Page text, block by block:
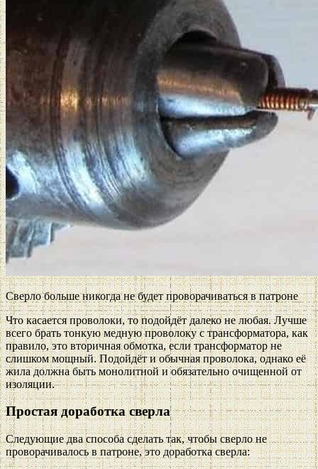
Сверло больше никогда не будет проворачиваться в патроне
Что касается проволоки, то подойдёт далеко не любая. Лучше
всего брать тонкую медную проволоку с трансформатора, как
правило, это вторичная обмотка, если трансформатор не
слишком мощный. Подойдёт и обычная проволока, однако её
жила должна быть монолитной и обязательно очищенной от
изоляции.
Простая доработка сверла
Следующие два способа сделать так, чтобы сверло не
проворачивалось в патроне, это доработка сверла: